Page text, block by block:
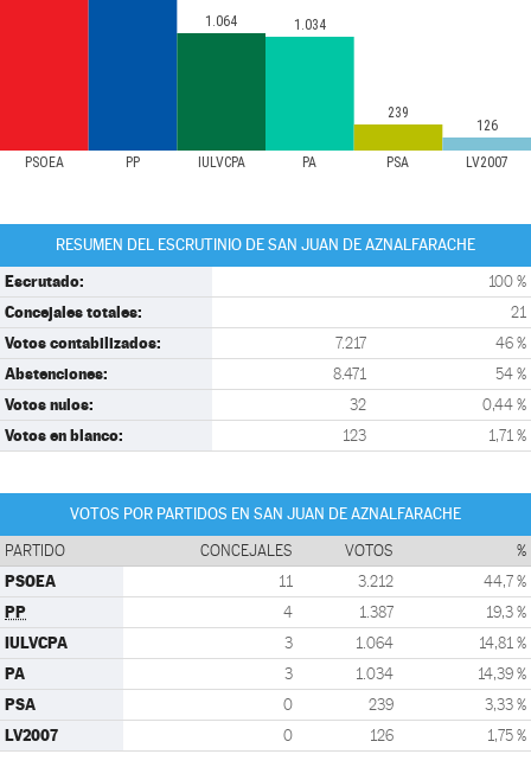
PSOEA PP IULVCPA PA PSA LV2007
1.064 1.034
239
126
RESUMEN DEL ESCRUTINIO DE SAN JUAN DE AZNALFARACHE
Escrutado: 100 %
Concejales totales: 21
Votos contabilizados: 7.217 46 %
Abstenciones: 8.471 54 %
Votos nulos: 32 0,44 %
Votos en blanco: 123 1,71 %
VOTOS POR PARTIDOS EN SAN JUAN DE AZNALFARACHE
PARTIDO CONCEJALES VOTOS %
PSOEA 11 3.212 44,7 %
PP 4 1.387 19,3 %
IULVCPA 3 1.064 14,81 %
PA 3 1.034 14,39 %
PSA 0 239 3,33 %
LV2007 0 126 1,75 %